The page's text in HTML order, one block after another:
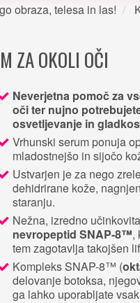
obraza, telesa in las!
ZA OKOLI OČI
Neverjetna pomoč za
oči ter nujno
osvetljevanje in
Vrhunski serum ponuja
mladostnejšo in sijočo
Ustvarjen je za nego
dehidrirane kože,
staranju.
Nežna, izredno
nevropeptid SNAP-8™,
tem zagotavlja takojšen
Kompleks SNAP-8™ (
delovanje botoksa,
ga lahko uporabljate